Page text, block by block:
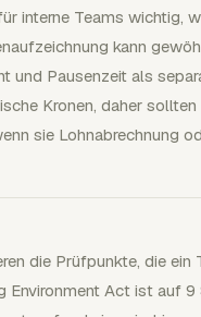
interne Teams wichtig,
kann
und Pausenzeit als
Kronen, daher
sie Lohnabrechnung
die Prüfpunkte, die ein
Environment Act ist auf